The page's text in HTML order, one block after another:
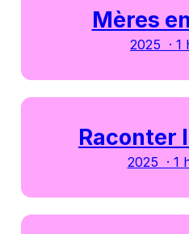
Mères
2025 · 1
Raconter
2025 · 1